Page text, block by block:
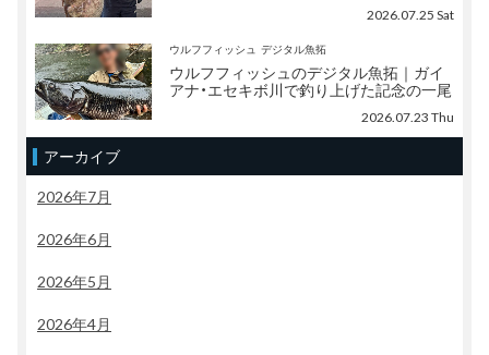
2026.07.25 Sat
ウルフフィッシュ デジタル魚拓
ウルフフィッシュのデジタル魚拓｜ガイ
アナ・エセキボ川で釣り上げた記念の一尾
2026.07.23 Thu
アーカイブ
2026年7月
2026年6月
2026年5月
2026年4月